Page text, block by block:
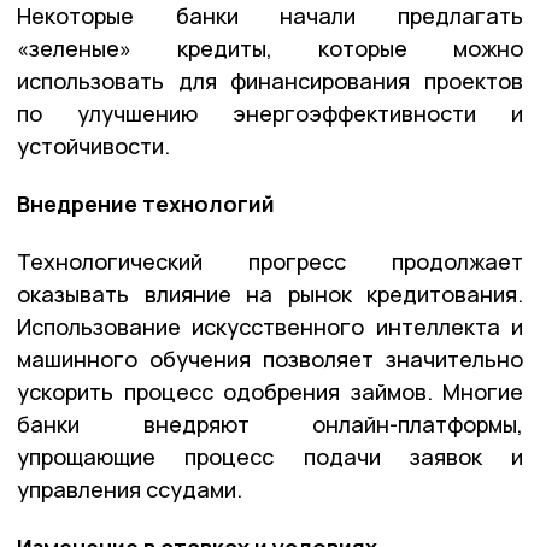
Некоторые банки начали предлагать
«зеленые» кредиты, которые можно
использовать для финансирования проектов
по улучшению энергоэффективности и
устойчивости.
Внедрение технологий
Технологический прогресс продолжает
оказывать влияние на рынок кредитования.
Использование искусственного интеллекта и
машинного обучения позволяет значительно
ускорить процесс одобрения займов. Многие
банки внедряют онлайн-платформы,
упрощающие процесс подачи заявок и
управления ссудами.